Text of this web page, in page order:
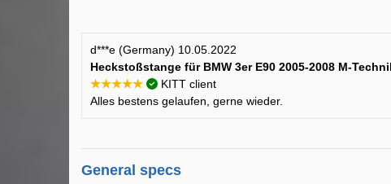
d***e (Germany) 10.05.2022
Heckstoßstange für BMW 3er E90 2005-2008 M-
★★★★★
KITT client
Alles bestens gelaufen, gerne wieder.
General specs